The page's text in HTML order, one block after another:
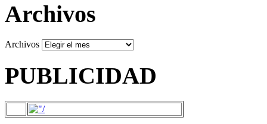
Archivos
Archivos
PUBLICIDAD